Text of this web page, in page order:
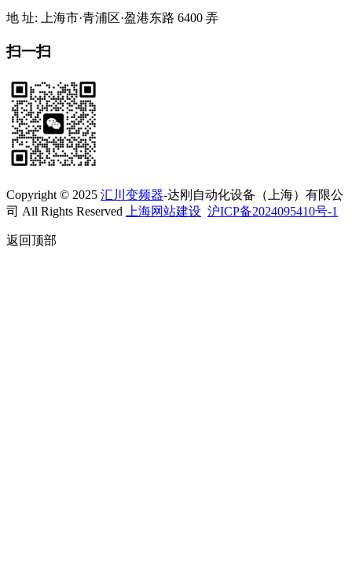
地 址: 上海市·青浦区·盈港东路 6400 弄
扫一扫
Copyright © 2025 汇川变频器-达刚自动化设备（上海）有限公
司 All Rights Reserved
上海网站建设 沪ICP备2024095410号-1
返回顶部